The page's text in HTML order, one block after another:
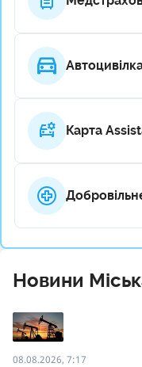
Карта
Новини
08.08.2026, 7:17